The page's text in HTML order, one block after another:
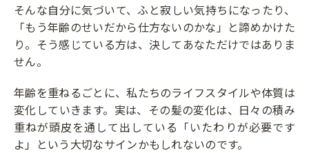
そんな自分に気づいて、ふと寂しい気持ちになったり、
「もう年齢のせいだから仕方ないのかな」と諦めかけた
り。そう感じている方は、決してあなただけではありま
せん。
年齢を重ねるごとに、私たちのライフスタイルや体質は
変化していきます。実は、その髪の変化は、日々の積み
重ねが頭皮を通して出している「いたわりが必要です
よ」という大切なサインかもしれないのです。